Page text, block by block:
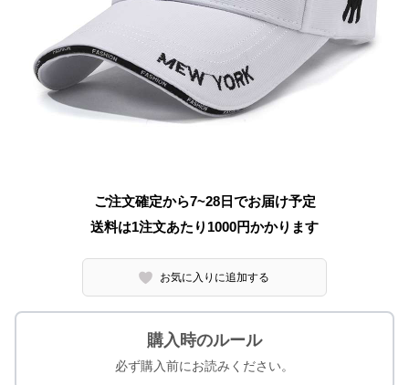
ご注文確定から7~28日でお届け予定
送料は1注文あたり 1000円かかります
お気に入りに追加する
購入時のルール
必ず購入前にお読みください。